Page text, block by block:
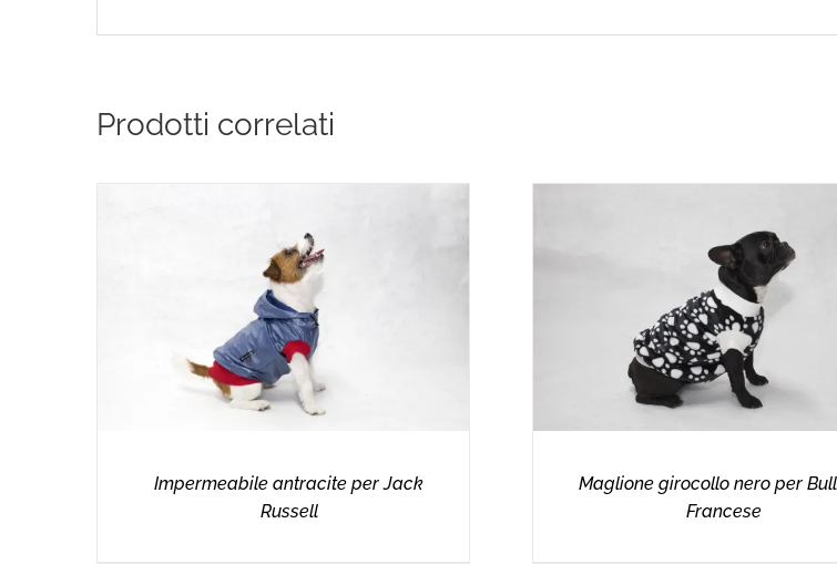
Prodotti correlati
Impermeabile antracite per Jack
Russell
Maglione girocollo nero per
Francese